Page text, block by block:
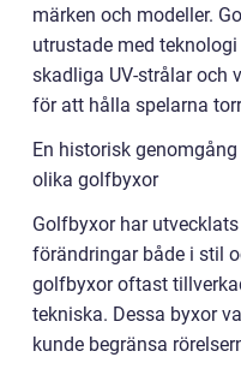
märken och modeller.
utrustade med
skadliga UV-strålar och
för att hålla spelarna
En historisk
olika golfbyxor
Golfbyxor har
förändringar både i stil
golfbyxor oftast
tekniska. Dessa byxor
kunde begränsa